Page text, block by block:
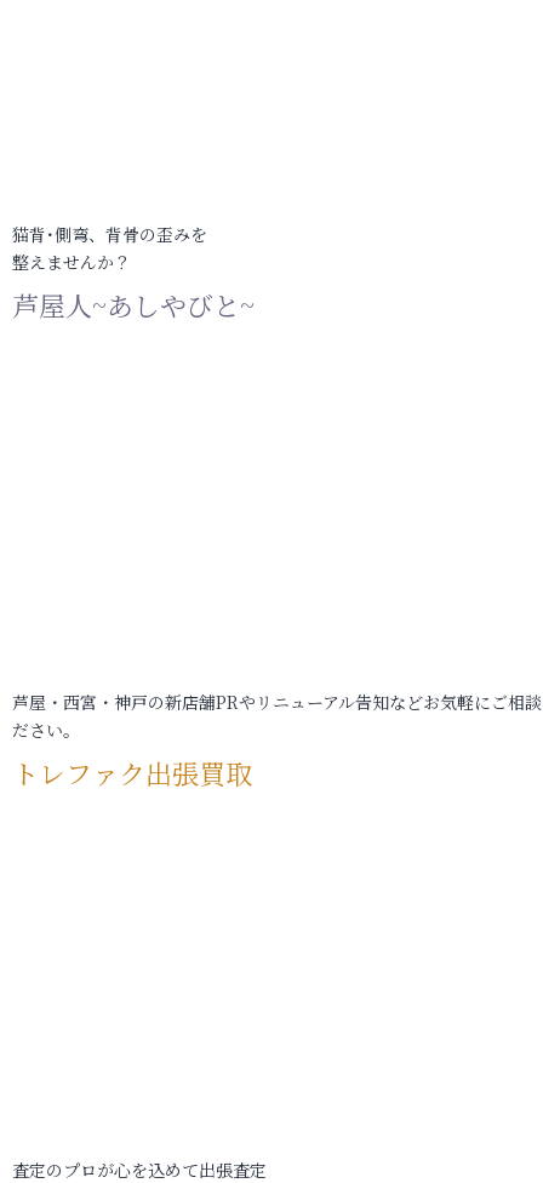
猫背･側弯、背骨の歪みを
整えませんか？
芦屋人~あしやびと~
芦屋・西宮・神戸の新店舗PRやリニューアル告知などお気軽にご相
ださい。
トレファク出張買取
査定のプロが心を込めて出張査定